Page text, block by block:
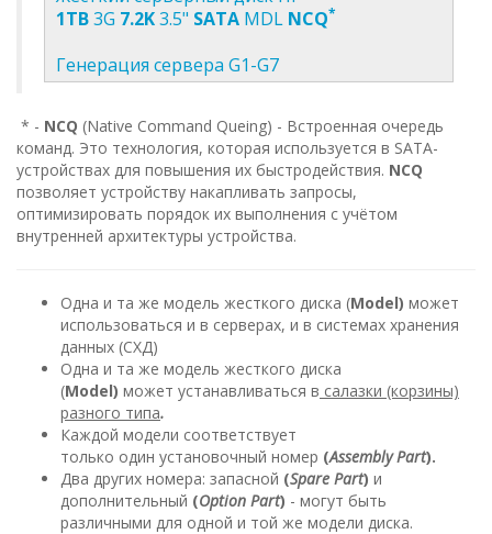
1TB3G 7.2K3.5" SATA MDL NCQ*
Генерация сервера G1-G7
* - NCQ (Native Command Queing) - Встроенная очередь
команд. Это технология, которая используется в SATA-
устройствах для повышения их быстродействия. NCQ
позволяет устройству накапливать запросы,
оптимизировать порядок их выполнения с учётом
внутренней архитектуры устройства.
Одна и та же модель жесткого диска (Model) может
использоваться и в серверах, и в системах хранения
данных (СХД)
Одна и та же модель жесткого диска
(Model) может устанавливаться в салазки (корзины)
разного типа.
Каждой модели соответствует
только один установочный номер (Assembly Part).
Два других номера: запасной (Spare Part) и
дополнительный (Option Part) - могут быть
различными для одной и той же модели диска.